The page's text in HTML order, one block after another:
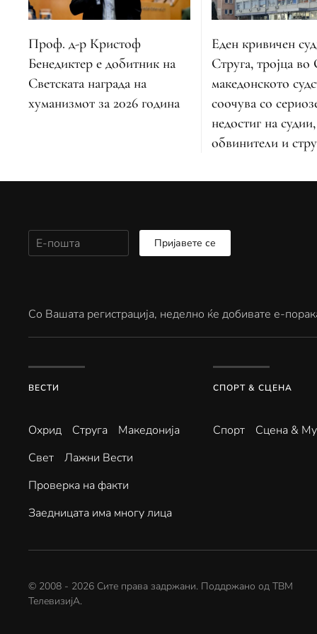
Проф. д-р Кристоф
Бенедиктер е добитник на
Светската награда на
хуманизмот за 2026 година
Еден кривичен
Струга, тројца
македонското
соочува со
недостиг на
обвинители и
Пријавете се
Со Вашата регистрација, неделно ќе добивате е-
ВЕСТИ
Охрид Струга
Македонија
Свет
Лажни Вести
Проверка на факти
Заедницата има многу лица
СПОРТ & СЦЕНА
Спорт Сцена &
© 2008 - 2026 Сите права задржани. Поддржано од ТВМ
ТелевизијА.